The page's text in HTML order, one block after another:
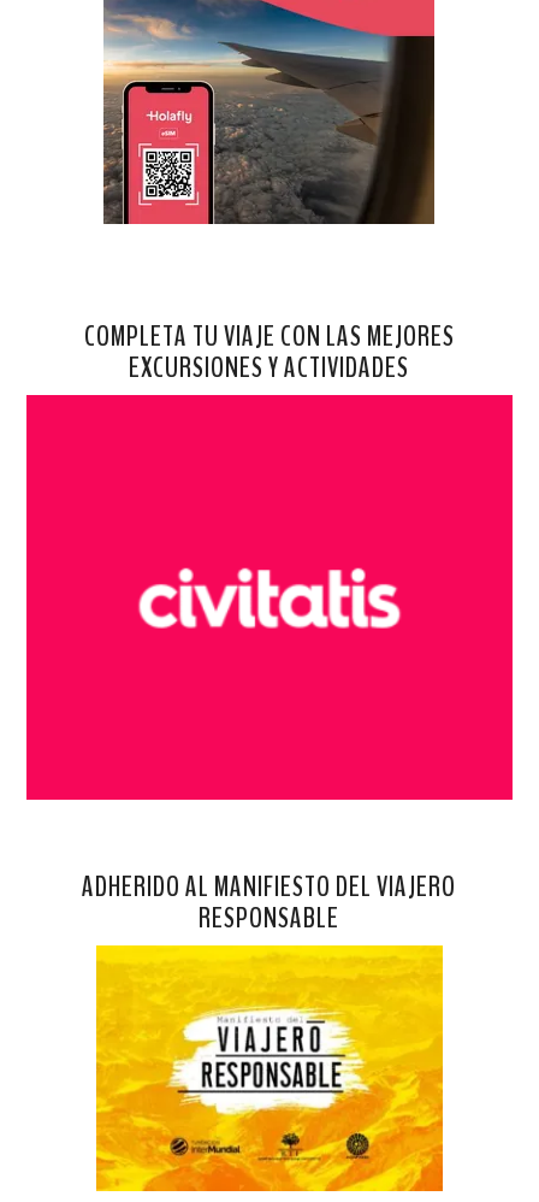
COMPLETA TU VIAJE CON LAS MEJORES
EXCURSIONES Y ACTIVIDADES
ADHERIDO AL MANIFIESTO DEL VIAJERO
RESPONSABLE